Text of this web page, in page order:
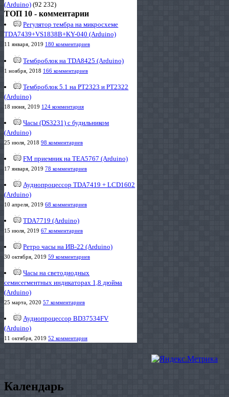
(Arduino) (92 232)
ТОП 10 - комментарии
Регулятор тембра на микросхеме
TDA7439+VS1838B+KY-040 (Arduino)
11 января, 2019 180 комментариев
Темброблок на TDA8425 (Arduino)
1 ноября, 2018 166 комментариев
Темброблок 5.1 на PT2323 и PT2322
(Arduino)
18 июня, 2019 124 комментария
Часы (DS3231) с будильником
(Arduino)
25 июля, 2018 98 комментариев
FM приемник на TEA5767 (Arduino)
17 января, 2019 78 комментариев
Аудиопроцессор TDA7419 + LCD1602
(Arduino)
10 апреля, 2019 68 комментариев
TDA7719 (Arduino)
15 июля, 2019 67 комментариев
Ретро часы на ИВ-22 (Arduino)
30 октября, 2019 59 комментариев
Часы на светодиодных
семисегментных индикаторах 1,8 дюйма
(Arduino)
25 марта, 2020 57 комментариев
Аудиопроцессор BD37534FV
(Arduino)
11 октября, 2019 52 комментария
Календарь